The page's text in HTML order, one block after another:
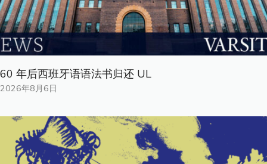
60 年后西班牙语语法书归还 UL
2026年8月6日